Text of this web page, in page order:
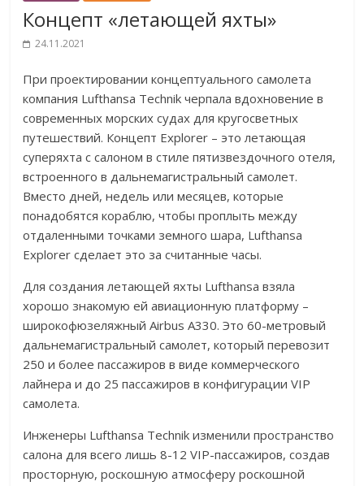
Концепт «летающей яхты»
24.11.2021
При проектировании концептуального самолета
компания Lufthansa Technik черпала вдохновение в
современных морских судах для кругосветных
путешествий. Концепт Explorer – это летающая
суперяхта с салоном в стиле пятизвездочного отеля,
встроенного в дальнемагистральный самолет.
Вместо дней, недель или месяцев, которые
понадобятся кораблю, чтобы проплыть между
отдаленными точками земного шара, Lufthansa
Explorer сделает это за считанные часы.
Для создания летающей яхты Lufthansa взяла
хорошо знакомую ей авиационную платформу –
широкофюзеляжный Airbus A330. Это 60-метровый
дальнемагистральный самолет, который перевозит
250 и более пассажиров в виде коммерческого
лайнера и до 25 пассажиров в конфигурации VIP
самолета.
Инженеры Lufthansa Technik изменили пространство
салона для всего лишь 8-12 VIP-пассажиров, создав
просторную, роскошную атмосферу роскошной